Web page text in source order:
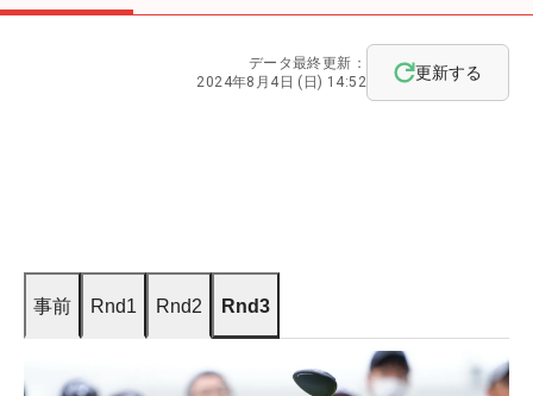
データ最終更新：
2024年8月4日 (日) 14:52
更新する
事前 Rnd1 Rnd2 Rnd3